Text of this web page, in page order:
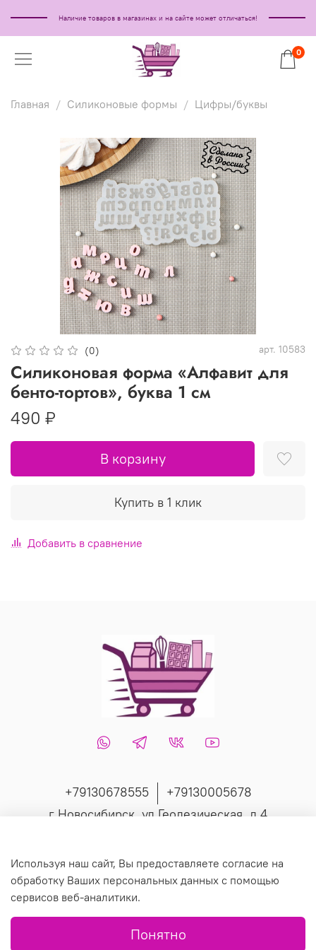
Наличие товаров в магазинах и на сайте может отличаться!
0
Главная Силиконовые формы Цифры/буквы
(0) арт. 10583
Силиконовая форма «Алфавит для
бенто-тортов», буква 1 см
490 ₽
В корзину
Купить в 1 клик
Добавить в сравнение
+79130678555
+79130005678
г Новосибирск, ул Геодезическая, д 4
© 2019 Любое использование контента без письменного
разрешения запрещено.
Используя наш сайт, Вы предоставляете согласие на
обработку Ваших персональных данных с помощью
сервисов веб-аналитики.
Понятно